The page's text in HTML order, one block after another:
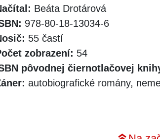
Beáta Drotárová
978-80-18-13034-6
55 častí
zobrazení: 54
pôvodnej čiernotlačovej
autobiografické romány,